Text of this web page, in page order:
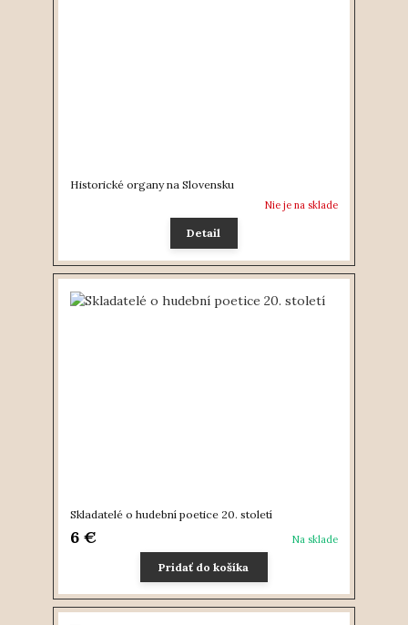
Historické organy na Slovensku
Nie je na sklade
Detail
Skladatelé o hudební poetice 20. století
6 € Na sklade
Pridať do košíka